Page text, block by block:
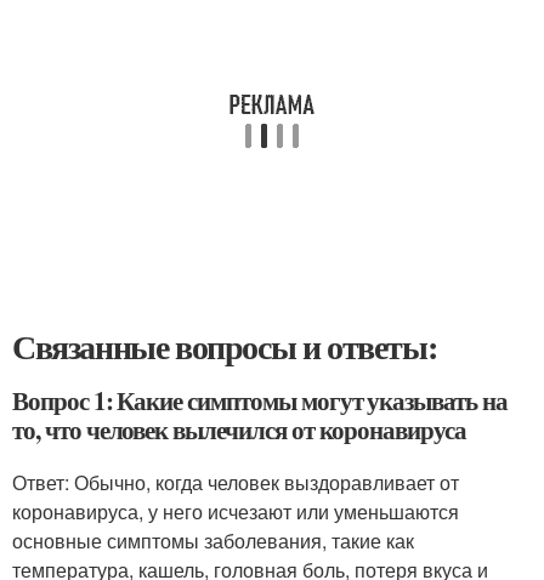
Связанные вопросы и ответы:
Вопрос 1: Какие симптомы могут указывать на
то, что человек вылечился от коронавируса
Ответ: Обычно, когда человек выздоравливает от
коронавируса, у него исчезают или уменьшаются
основные симптомы заболевания, такие как
температура, кашель, головная боль, потеря вкуса и